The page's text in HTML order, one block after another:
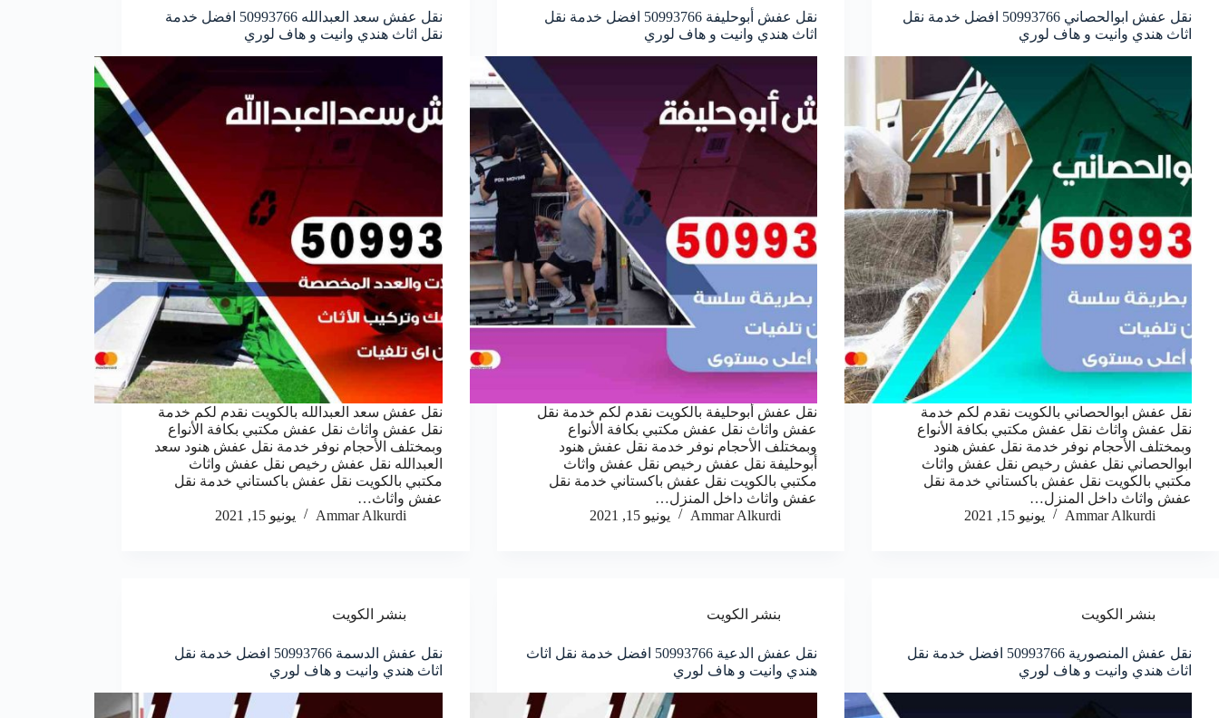
نقل عفش ابوالحصاني 50993766 افضل خدمة نقل
اثاث هندي وانيت و هاف لوري
نقل عفش ابوالحصاني بالكويت نقدم لكم خدمة
نقل عفش واثاث نقل عفش مكتبي بكافة الأنواع
وبمختلف الأحجام نوفر خدمة نقل عفش هنود
ابوالحصاني نقل عفش رخيص نقل عفش واثاث
مكتبي بالكويت نقل عفش باكستاني خدمة نقل
عفش واثاث داخل المنزل…
Ammar Alkurdi
يونيو 15, 2021
نقل عفش أبوحليفة 50993766 افضل خدمة نقل
اثاث هندي وانيت و هاف لوري
نقل عفش أبوحليفة بالكويت نقدم لكم خدمة نقل
عفش واثاث نقل عفش مكتبي بكافة الأنواع
وبمختلف الأحجام نوفر خدمة نقل عفش هنود
أبوحليفة نقل عفش رخيص نقل عفش واثاث
مكتبي بالكويت نقل عفش باكستاني خدمة نقل
عفش واثاث داخل المنزل…
Ammar Alkurdi
يونيو 15, 2021
نقل عفش سعد العبدالله 50993766 افضل خدمة
نقل اثاث هندي وانيت و هاف لوري
نقل عفش سعد العبدالله بالكويت نقدم لكم خدمة
نقل عفش واثاث نقل عفش مكتبي بكافة الأنواع
وبمختلف الأحجام نوفر خدمة نقل عفش هنود سعد
العبدالله نقل عفش رخيص نقل عفش واثاث
مكتبي بالكويت نقل عفش باكستاني خدمة نقل
عفش واثاث…
Ammar Alkurdi
يونيو 15, 2021
بنشر الكويت
نقل عفش المنصورية 50993766 افضل خدمة نقل
اثاث هندي وانيت و هاف لوري
بنشر الكويت
نقل عفش الدعية 50993766 افضل خدمة نقل اثاث
هندي وانيت و هاف لوري
بنشر الكويت
نقل عفش الدسمة 50993766 افضل خدمة نقل
اثاث هندي وانيت و هاف لوري